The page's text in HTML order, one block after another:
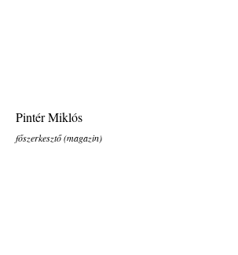
Pintér Miklós
főszerkesztő (magazin)